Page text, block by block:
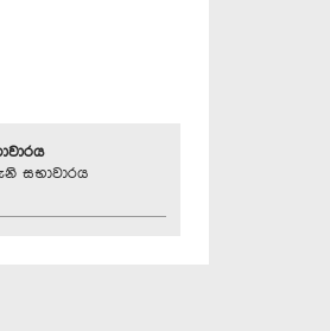
සභාවාරය